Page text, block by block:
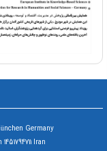
Germany
Iran